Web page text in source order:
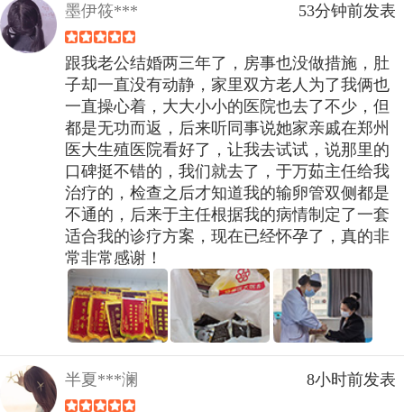
墨伊筱*** 53分钟前发表
跟我老公结婚两三年了，房事也没做措施，肚
子却一直没有动静，家里双方老人为了我俩也
一直操心着，大大小小的医院也去了不少，但
都是无功而返，后来听同事说她家亲戚在郑州
医大生殖医院看好了，让我去试试，说那里的
口碑挺不错的，我们就去了，于万茹主任给我
治疗的，检查之后才知道我的输卵管双侧都是
不通的，后来于主任根据我的病情制定了一套
适合我的诊疗方案，现在已经怀孕了，真的非
常非常感谢！
半夏***澜 8小时前发表